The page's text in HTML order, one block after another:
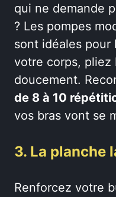
qui ne demande
? Les pompes
sont idéales pour
votre corps, pliez
doucement.
de 8 à 10
vos bras vont se
3. La planche
Renforcez votre